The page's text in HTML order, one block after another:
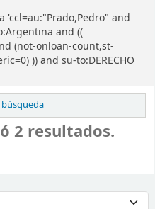
'ccl=au:"Prado,Pedro" and
and ((
(not-onloan-count,st-
)) and su-to:DERECHO
búsqueda
2 resultados.